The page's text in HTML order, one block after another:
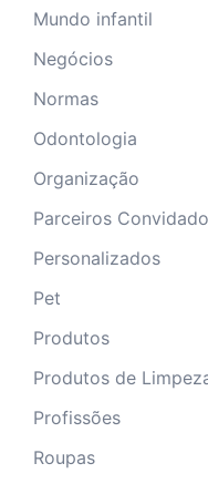
Mundo infantil
Negócios
Normas
Odontologia
Organização
Parceiros
Personalizados
Pet
Produtos
Produtos de
Profissões
Roupas